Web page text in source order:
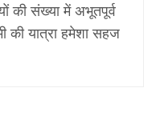
की संख्या में अभूतपूर्व
की यात्रा हमेशा सहज